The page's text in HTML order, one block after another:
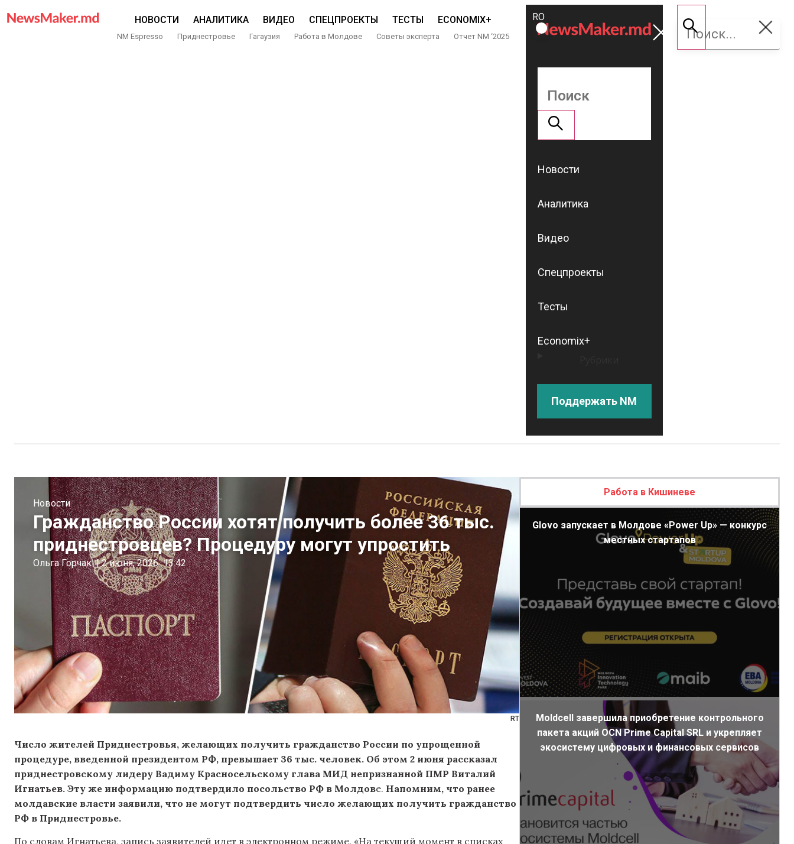
НОВОСТИ АНАЛИТИКА ВИДЕО СПЕЦПРОЕКТЫ ТЕСТЫ ECONOMIX+
NM Espresso Приднестровье Гагаузия Работа в Молдове Советы эксперта Отчет NM ‘2025
ROMÂNĂ
RU
Поддержать
NM
Новости
Аналитика
Видео
Спецпроекты
Тесты
Economix+
Поддержать NM
RT
Новости
Гражданство России хотят получить более 36 тыс.
приднестровцев? Процедуру могут упростить
Ольга Горчак | 2 июня, 2026 13:42
Число жителей Приднестровья, желающих получить гражданство России по упрощенной
процедуре, введенной президентом РФ, превышает 36 тыс. человек. Об этом 2 июня рассказал
приднестровскому лидеру Вадиму Красносельскому глава МИД непризнанной ПМР Виталий
Игнатьев. Эту же информацию подтвердило посольство РФ в Молдове. Напомним, что ранее
молдавские власти заявили, что не могут подтвердить число желающих получить гражданство
РФ в Приднестровье.
По словам Игнатьева, запись заявителей идет в электронном режиме. «На текущий момент в списках
Работа в Кишиневе
Glovo запускает в Молдове «Power Up» — конкурс
местных стартапов
Moldcell завершила приобретение контрольного
пакета акций OCN Prime Capital SRL и укрепляет
экосистему цифровых и финансовых сервисов